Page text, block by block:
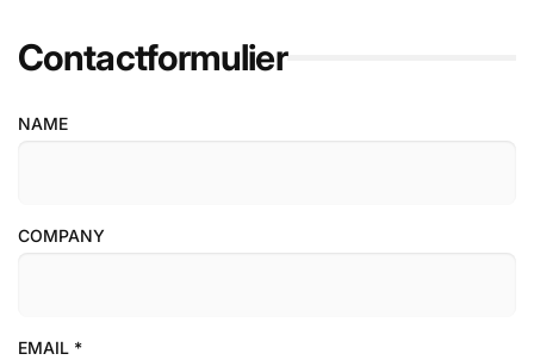
Contactformulier
NAME
COMPANY
EMAIL *